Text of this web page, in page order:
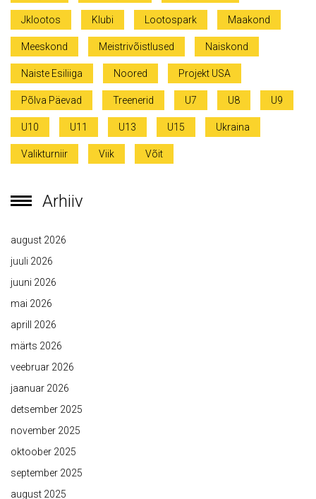
Jklootos Klubi Lootospark Maakond
Meeskond Meistrivõistlused Naiskond
Naiste Esiliiga Noored Projekt USA
Põlva Päevad Treenerid U7 U8 U9
U10 U11 U13 U15 Ukraina
Valikturniir Viik Võit
Arhiiv
august 2026
juuli 2026
juuni 2026
mai 2026
aprill 2026
märts 2026
veebruar 2026
jaanuar 2026
detsember 2025
november 2025
oktoober 2025
september 2025
august 2025